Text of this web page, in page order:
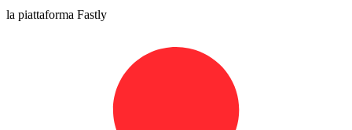
la piattaforma Fastly